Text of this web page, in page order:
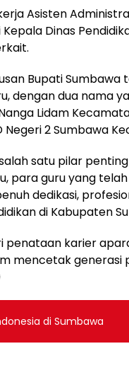
Asisten
Dinas
Bupati Sumbawa
dengan dua nama
Lidam
2 Sumbawa
satu pilar
para guru yang
dedikasi,
di Kabupaten
penataan karier
mencetak generasi
di Sumbawa